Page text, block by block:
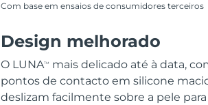
Com base em ensaios de consumidores terceiros
Design melhorado
O LUNATM
mais delicado até à data,
pontos de contacto em silicone
deslizam facilmente sobre a pele